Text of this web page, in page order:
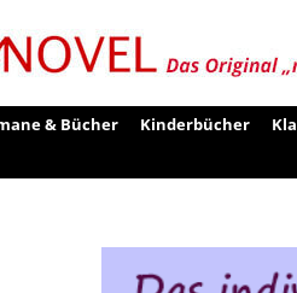
& Bücher Kinderbücher